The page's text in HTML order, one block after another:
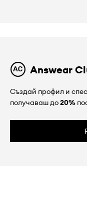
Answear
Създай профил и
получаваш до20%